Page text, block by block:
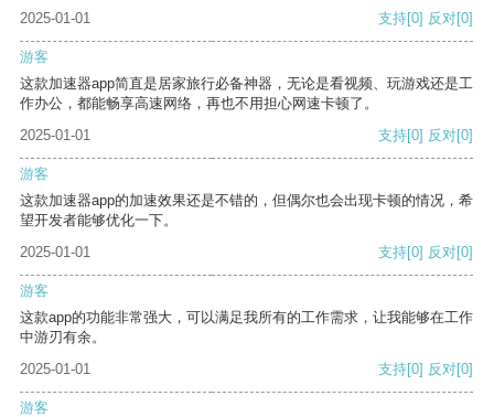
2025-01-01 支持[0] 反对[0]
游客
这款加速器app简直是居家旅行必备神器，无论是看视频、玩游戏还是工
作办公，都能畅享高速网络，再也不用担心网速卡顿了。
2025-01-01
支持[0] 反对[0]
游客
这款加速器app的加速效果还是不错的，但偶尔也会出现卡顿的情况，希
望开发者能够优化一下。
2025-01-01
支持[0] 反对[0]
游客
这款app的功能非常强大，可以满足我所有的工作需求，让我能够在工作
中游刃有余。
2025-01-01
支持[0] 反对[0]
游客